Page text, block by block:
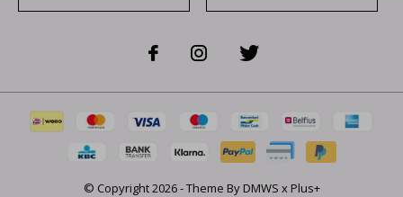
© Copyright2026- Theme ByDMWS xPlus+